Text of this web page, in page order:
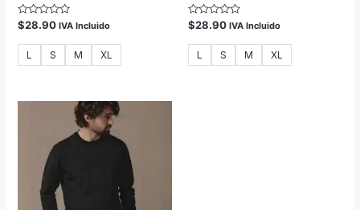
Valorado
con
0
de
$28.90 IVA Incluido
L S M XL
Valorado
con
0
de
$28.90 IVA Incluido
L S M XL